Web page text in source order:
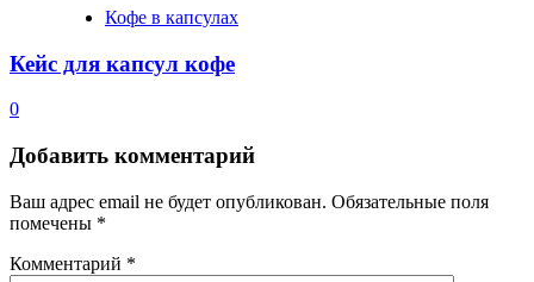
Кофе в капсулах
Кейс для капсул кофе
0
Добавить комментарий
Ваш адрес email не будет опубликован. Обязательные поля
помечены *
Комментарий *